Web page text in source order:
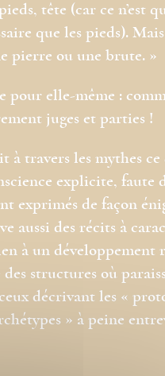
tête (car ce n’est
que les pieds). Mais
pierre ou une brute. »
pour elle-même :
juges et parties !
à travers les mythes
explicite, faute
exprimés de façon
aussi des récits à
à un développement
structures où
décrivant les «
» à peine